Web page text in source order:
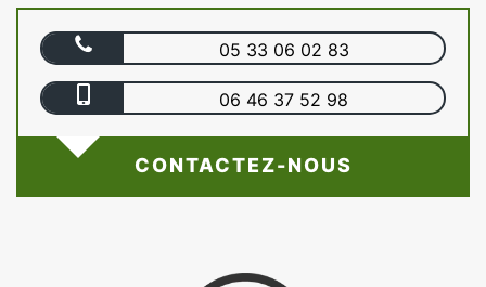
05 33 06 02 83
06 46 37 52 98
CONTACTEZ-NOUS